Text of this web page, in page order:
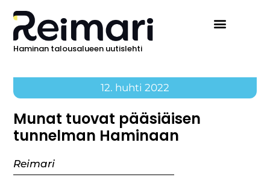
Haminan talousalueen uutislehti
12. huhti 2022
Munat tuovat pääsiäisen
tunnelman Haminaan
Reimari